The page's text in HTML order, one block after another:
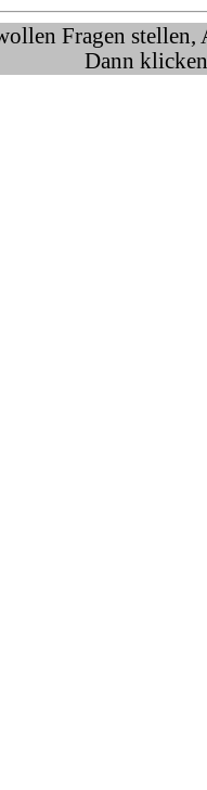
Fragen stellen,
Dann